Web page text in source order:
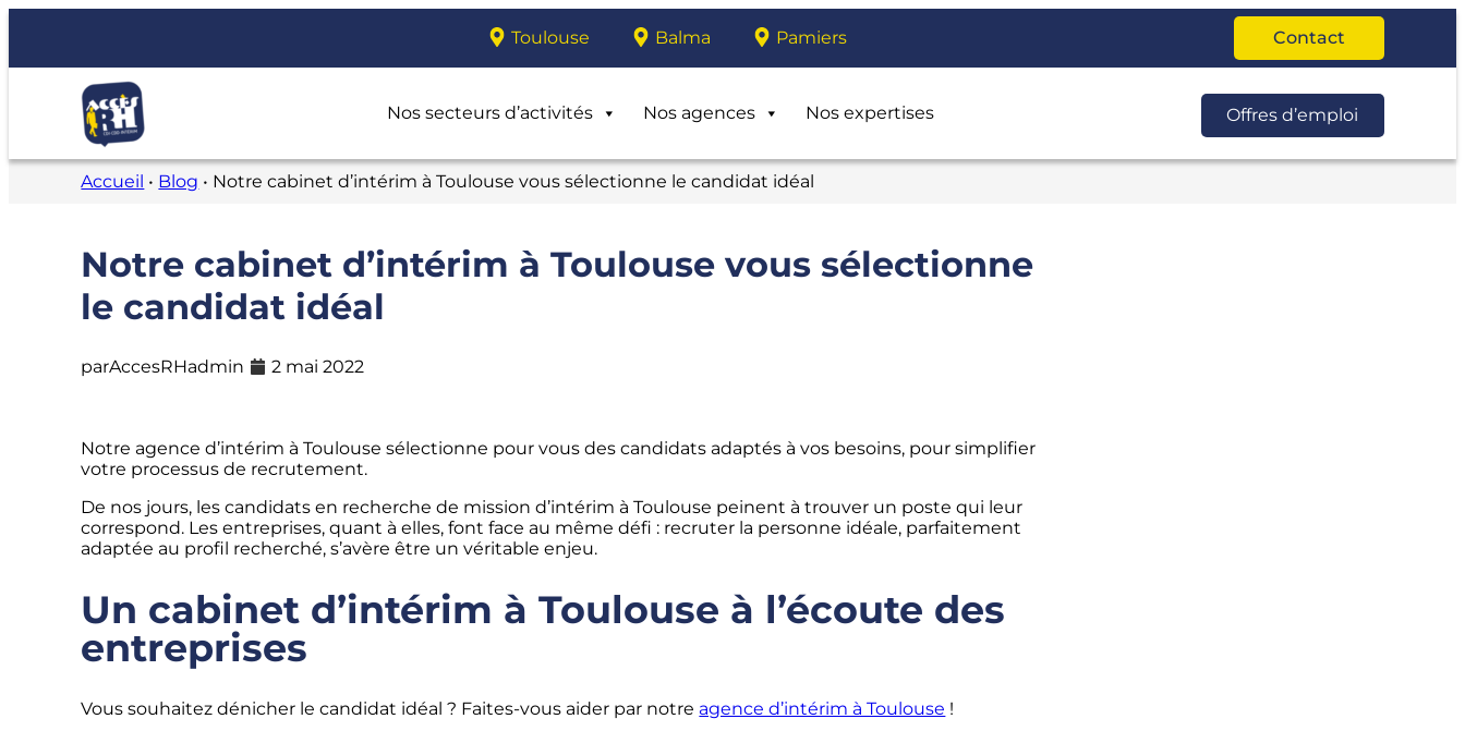
Toulouse Balma Pamiers Contact
Nos secteurs d’activités Nos agences Nos expertises Offres d’emploi
Accueil • Blog • Notre cabinet d’intérim à Toulouse vous sélectionne le candidat idéal
Notre cabinet d’intérim à Toulouse vous sélectionne
le candidat idéal
parAccesRHadmin 2 mai 2022
Notre agence d’intérim à Toulouse sélectionne pour vous des candidats adaptés à vos besoins, pour simplifier
votre processus de recrutement.
De nos jours, les candidats en recherche de mission d’intérim à Toulouse peinent à trouver un poste qui leur
correspond. Les entreprises, quant à elles, font face au même défi : recruter la personne idéale, parfaitement
adaptée au profil recherché, s’avère être un véritable enjeu.
Un cabinet d’intérim à Toulouse à l’écoute des
entreprises
Vous souhaitez dénicher le candidat idéal ? Faites-vous aider par notre agence d’intérim à Toulouse !